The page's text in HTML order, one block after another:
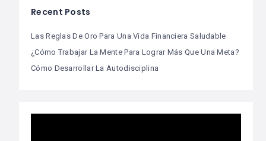
Recent Posts
Las Reglas De Oro Para Una Vida Financiera Saludable
¿Cómo Trabajar La Mente Para Lograr Más Que Una Meta?
Cómo Desarrollar La Autodisciplina